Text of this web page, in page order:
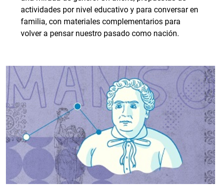
actividades por nivel educativo y para conversar en
familia, con materiales complementarios para
volver a pensar nuestro pasado como nación.